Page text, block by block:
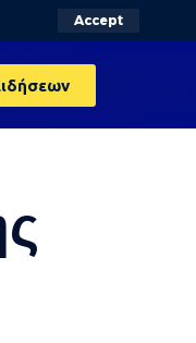
Accept